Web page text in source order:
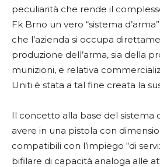
peculiarità che rende il
Fk Brno un vero “sistema
che l’azienda si occupa
produzione dell’arma, sia della
munizioni, e relativa
Uniti è stata a tal fine creata la
Il concetto alla base del sistema
avere in una pistola con
compatibili con l’impiego “di
bifilare di capacità analoga alle